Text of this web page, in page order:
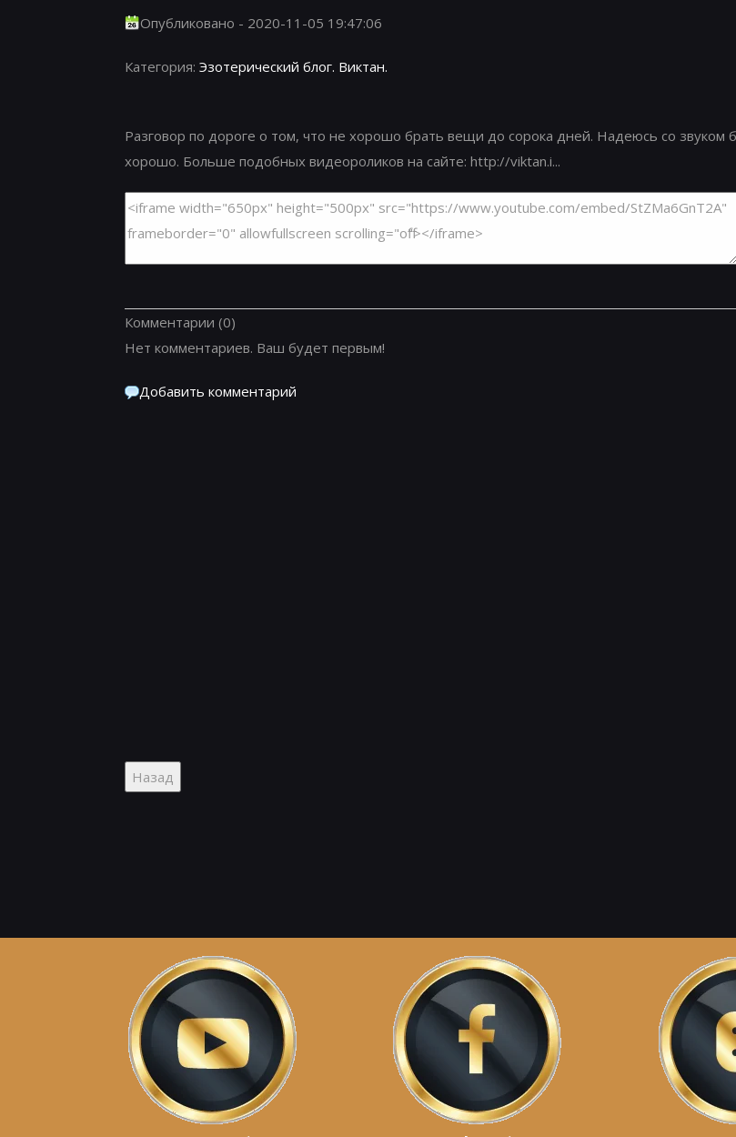
Опубликовано - 2020-11-05 19:47:06
Категория: Эзотерический блог. Виктан.
Разговор по дороге о том, что не хорошо брать вещи до сорока дней. Надеюсь со звуком
хорошо. Больше подобных видеороликов на сайте: http://viktan.i...
Комментарии (0)
Нет комментариев. Ваш будет первым!
Добавить комментарий